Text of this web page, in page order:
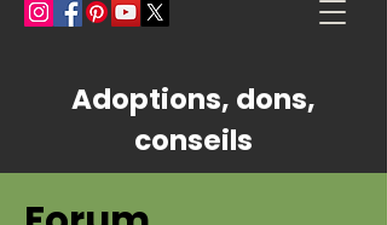
Adoptions, dons,
conseils